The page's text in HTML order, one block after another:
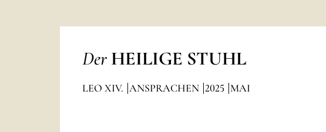
Der HEILIGE STUHL
LEO XIV. ANSPRACHEN 2025 MAI